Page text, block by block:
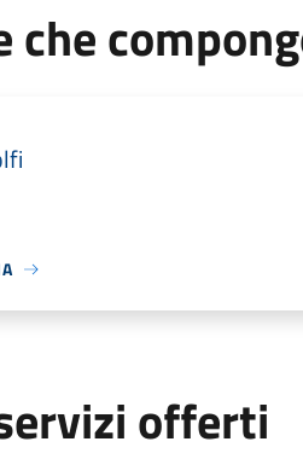
che
offerti